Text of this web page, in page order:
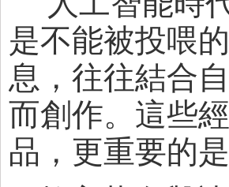
是不能被投喂
息，往往結合
而創作。這些
品，更重要的